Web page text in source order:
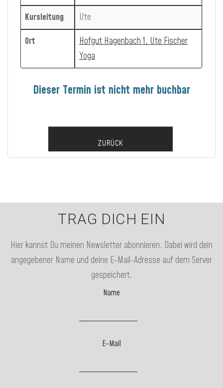
Kursleitung
Ute
Ort
Hofgut Hagenbach 1, Ute Fischer
Yoga
Dieser Termin ist nicht mehr buchbar
ZURÜCK
TRAG DICH EIN
Hier kannst Du meinen Newsletter abonnieren. Dabei wird dein
angegebener Name und deine E-Mail-Adresse auf dem Server
gespeichert.
Name
E-Mail